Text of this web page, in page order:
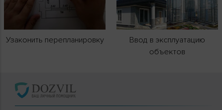
Узаконить перепланировку
Ввод в эксплуатацию
объектов